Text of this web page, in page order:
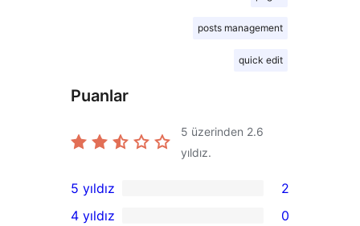
posts management
quick edit
Puanlar
5 üzerinden 2.6
yıldız.
2
5
5 yıldız 2
4 yıldız 0